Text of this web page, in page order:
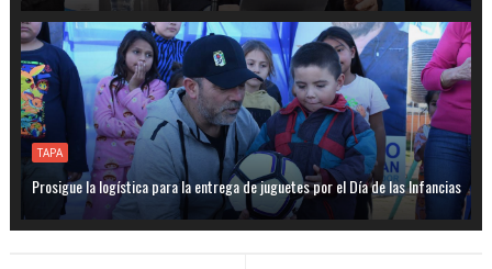
TAPA
Prosigue la logística para la entrega de juguetes por el Día de las Infancias